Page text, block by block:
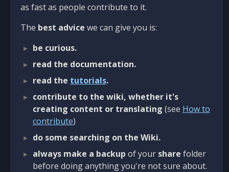
as fast as people contribute to it.
The best advice we can give you is:
be curious.
read the documentation.
read the tutorials.
contribute to the wiki, whether it's
creating content or translating (see How to
contribute)
do some searching on the Wiki.
always make a backup of your share folder
before doing anything you're not sure about.